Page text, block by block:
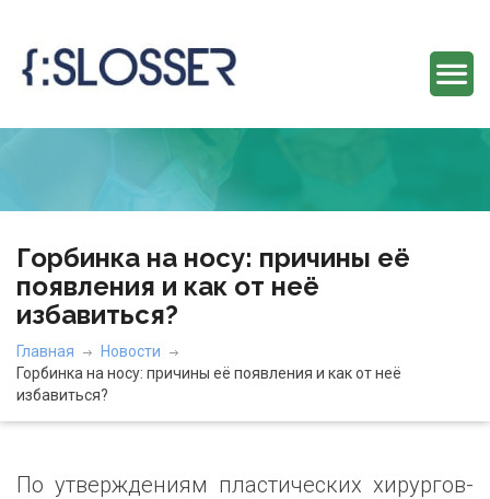
Горбинка на носу: причины её
появления и как от неё
избавиться?
Главная
Новости
Горбинка на носу: причины её появления и как от неё
избавиться?
По утверждениям пластических хирургов-